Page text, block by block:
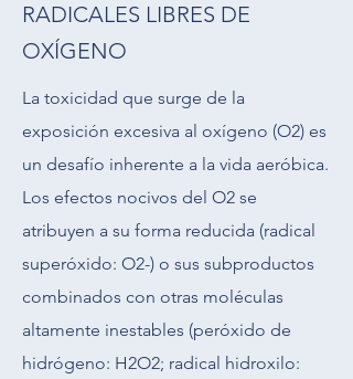
RADICALES LIBRES DE
OXÍGENO
La toxicidad que surge de la
exposición excesiva al oxígeno (O2) es
un desafío inherente a la vida aeróbica.
Los efectos nocivos del O2 se
atribuyen a su forma reducida (radical
superóxido: O2-) o sus subproductos
combinados con otras moléculas
altamente inestables (peróxido de
hidrógeno: H2O2; radical hidroxilo: